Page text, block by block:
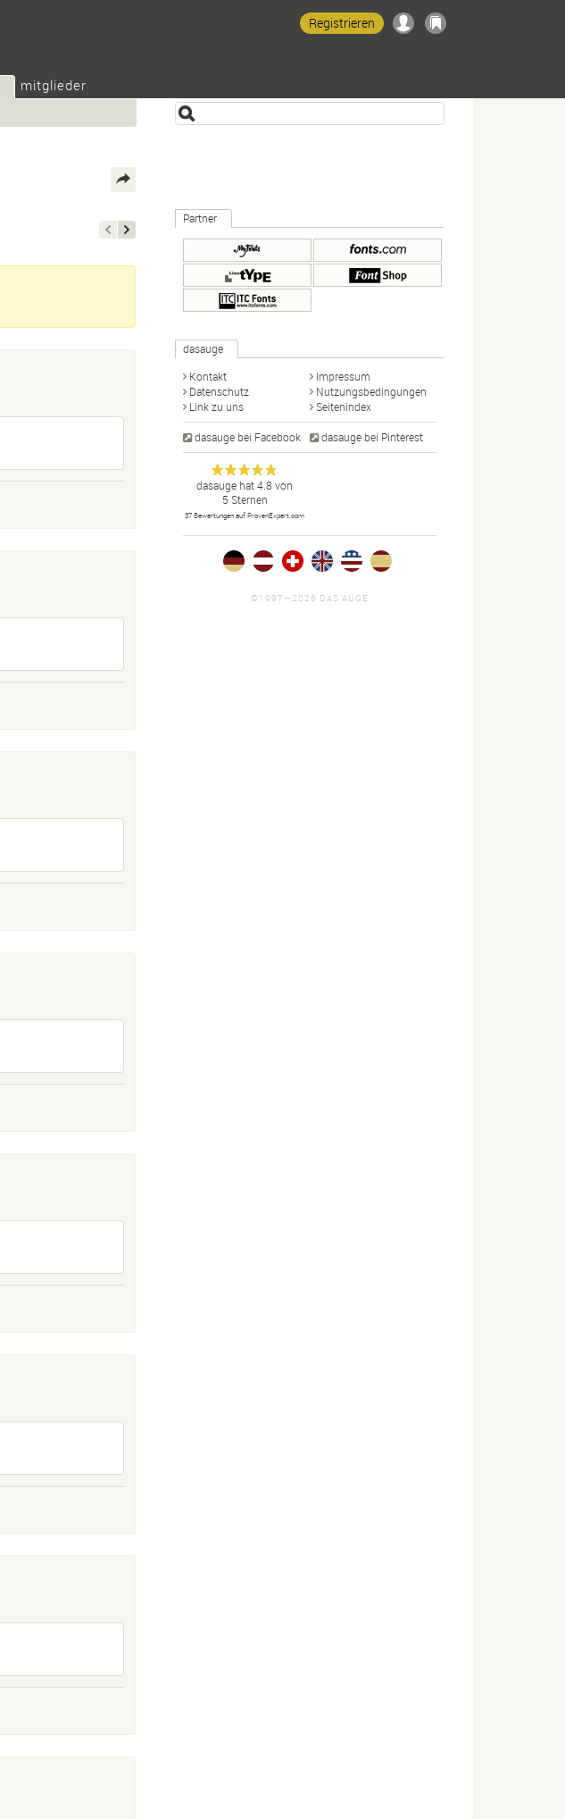
mitglieder
Registrieren
Partner
dasauge
Kontakt
Impressum
Datenschutz
Nutzungsbedingungen
Link zu uns
Seitenindex
dasauge bei Facebook dasauge bei Pinterest
dasauge
Designer,
Fotografen,
Agenturen,
Portfolios
und Jobs.
Anonym
dasauge hat4.8 von
5 Sternen
37 Bewertungen auf ProvenExpert.com
©1997—2026 DAS AUGE